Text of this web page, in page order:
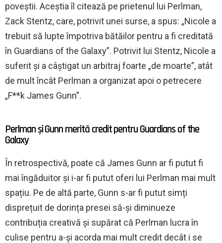
poveștii. Aceștia îl citează pe prietenul lui Perlman,
Zack Stentz, care, potrivit unei surse, a spus: „Nicole a
trebuit să lupte împotriva bătăilor pentru a fi creditată
în Guardians of the Galaxy”. Potrivit lui Stentz, Nicole a
suferit și a câștigat un arbitraj foarte „de moarte”, atât
de mult încât Perlman a organizat apoi o petrecere
„F**k James Gunn”.
Perlman și Gunn merită credit pentru Guardians of the
Galaxy
În retrospectivă, poate că James Gunn ar fi putut fi
mai îngăduitor și i-ar fi putut oferi lui Perlman mai mult
spațiu. Pe de altă parte, Gunn s-ar fi putut simți
disprețuit de dorința presei să-și diminueze
contribuția creativă și supărat că Perlman lucra în
culise pentru a-și acorda mai mult credit decât i se